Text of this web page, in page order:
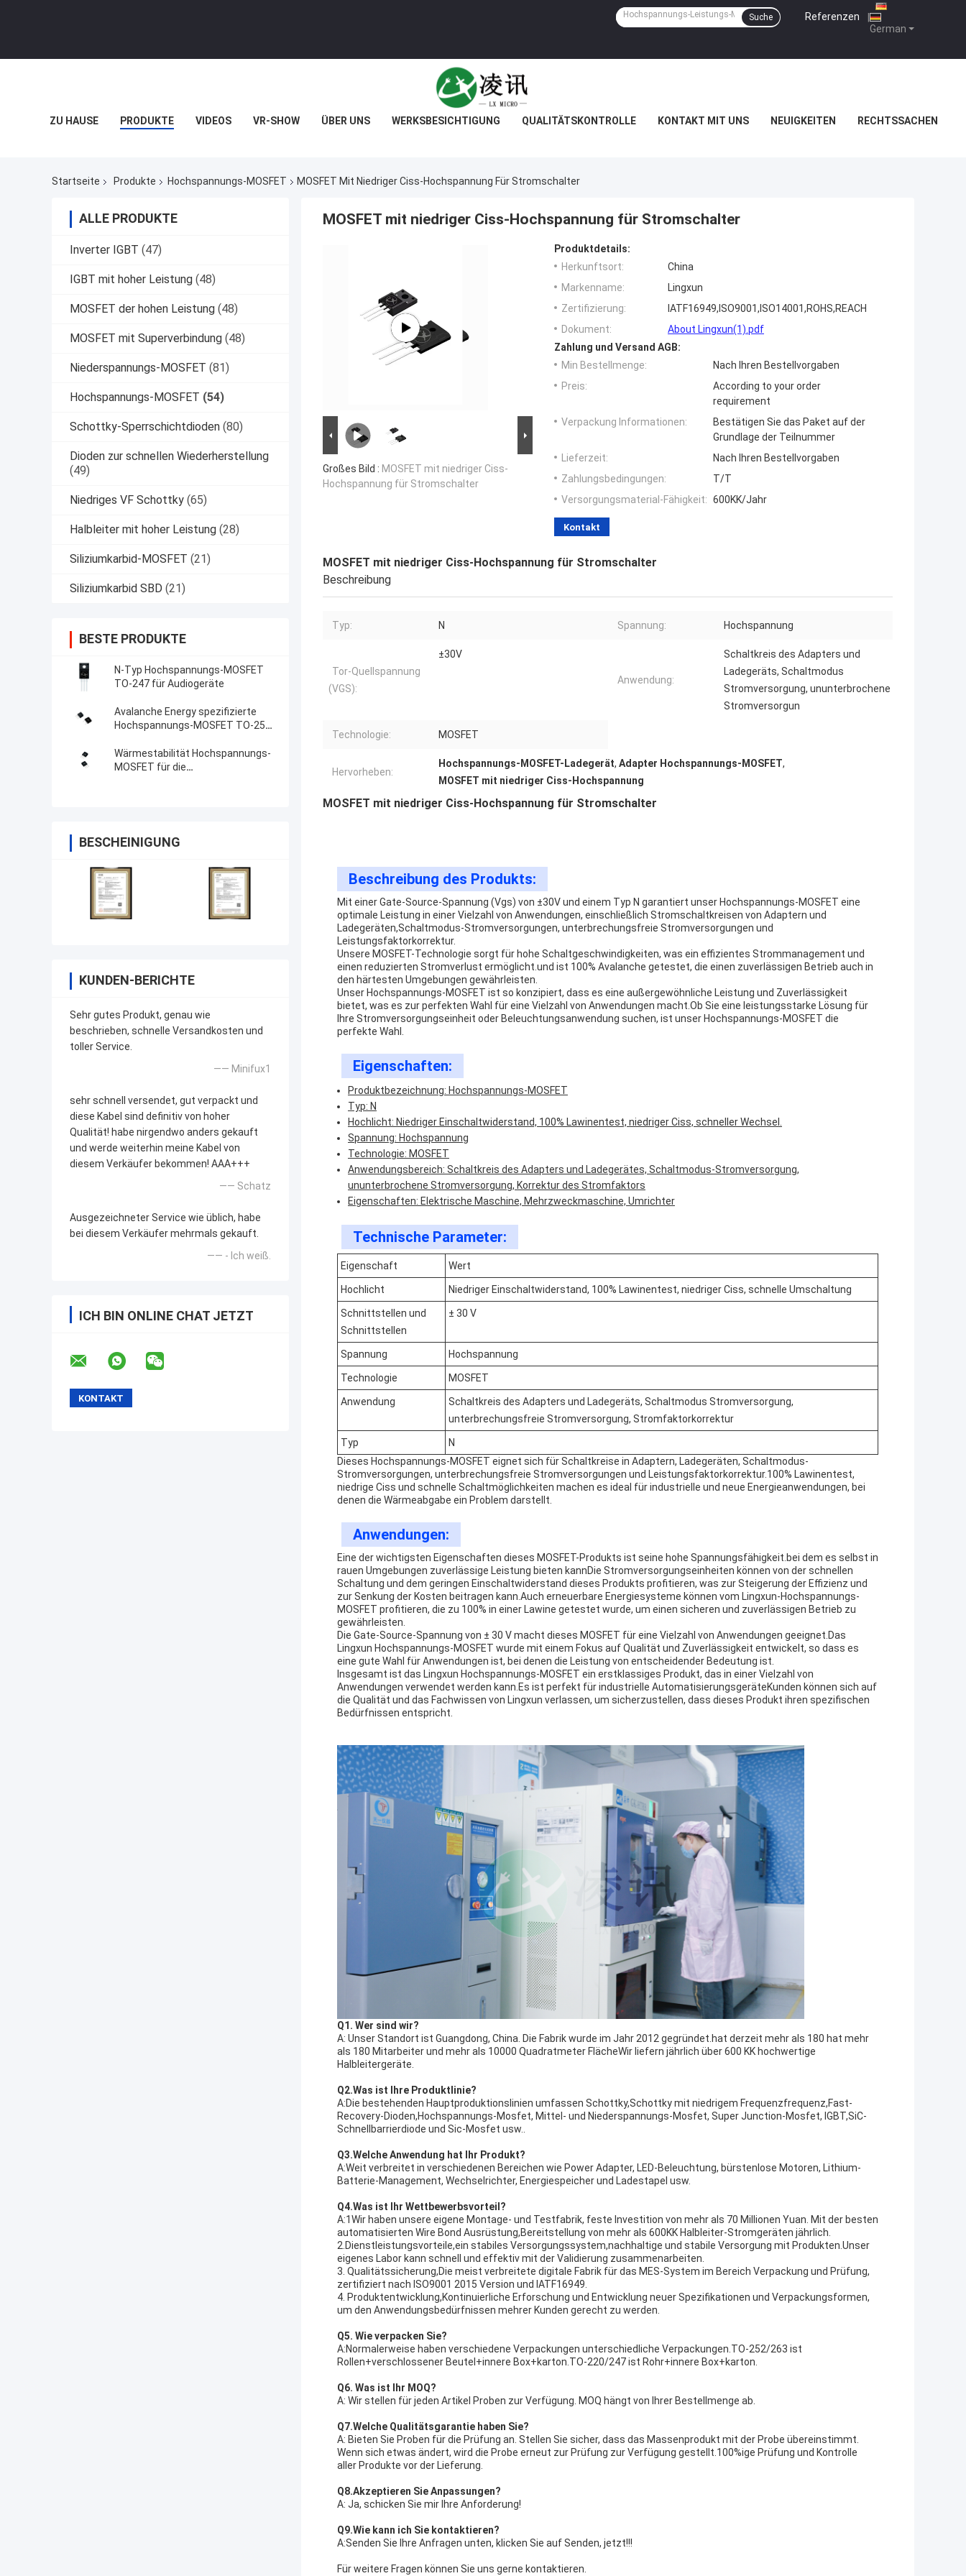
German
Referenzen |
Suche
ZU HAUSE PRODUKTE VIDEOS VR-SHOW ÜBER UNS WERKSBESICHTIGUNG QUALITÄTSKONTROLLE KONTAKT MIT UNS NEUIGKEITEN RECHTSSACHEN
Startseite Produkte Hochspannungs-MOSFET MOSFET Mit Niedriger Ciss-Hochspannung Für Stromschalter
ALLE PRODUKTE
Inverter IGBT (47)
IGBT mit hoher Leistung (48)
MOSFET der hohen Leistung (48)
MOSFET mit Superverbindung (48)
Niederspannungs-MOSFET (81)
Hochspannungs-MOSFET (54)
Schottky-Sperrschichtdioden (80)
Dioden zur schnellen Wiederherstellung
(49)
Niedriges VF Schottky (65)
Halbleiter mit hoher Leistung (28)
Siliziumkarbid-MOSFET (21)
Siliziumkarbid SBD (21)
BESTE PRODUKTE
N-Typ Hochspannungs-MOSFET
TO-247 für Audiogeräte
Avalanche Energy spezifizierte
Hochspannungs-MOSFET TO-251
Wärmestabilität Hochspannungs-
MOSFET für die
BESCHEINIGUNG
KUNDEN-BERICHTE
Sehr gutes Produkt, genau wie
beschrieben, schnelle Versandkosten und
toller Service.
—— Minifux1
sehr schnell versendet, gut verpackt und
diese Kabel sind definitiv von hoher
Qualität! habe nirgendwo anders gekauft
und werde weiterhin meine Kabel von
diesem Verkäufer bekommen! AAA+++
—— Schatz
Ausgezeichneter Service wie üblich, habe
bei diesem Verkäufer mehrmals gekauft.
—— - Ich weiß.
ICH BIN ONLINE CHAT JETZT
MOSFET mit niedriger Ciss-Hochspannung für Stromschalter
Großes Bild : MOSFET mit niedriger Ciss-
Hochspannung für Stromschalter
Produktdetails:
Herkunftsort:
China
Markenname:
Lingxun
Zertifizierung:
IATF16949,ISO9001,ISO14001,ROHS,REACH
Dokument:
About Lingxun(1).pdf
Zahlung und Versand AGB:
Min Bestellmenge:
Nach Ihren Bestellvorgaben
Preis:
According to your order
requirement
Verpackung Informationen:
Bestätigen Sie das Paket auf der
Grundlage der Teilnummer
Lieferzeit:
Nach Ihren Bestellvorgaben
Zahlungsbedingungen:
T/T
Versorgungsmaterial-Fähigkeit: 600KK/Jahr
Kontakt
MOSFET mit niedriger Ciss-Hochspannung für Stromschalter
Beschreibung
Typ: N Spannung: Hochspannung
Tor-Quellspannung
(VGS):
±30V
Anwendung:
Schaltkreis des Adapters und
Ladegeräts, Schaltmodus
Stromversorgung, ununterbrochene
Stromversorgun
Technologie: MOSFET
Hervorheben:
Hochspannungs-MOSFET-Ladegerät, Adapter Hochspannungs-MOSFET,
MOSFET mit niedriger Ciss-Hochspannung
MOSFET mit niedriger Ciss-Hochspannung für Stromschalter
Beschreibung des Produkts:
Mit einer Gate-Source-Spannung (Vgs) von ±30V und einem Typ N garantiert unser Hochspannungs-MOSFET eine
optimale Leistung in einer Vielzahl von Anwendungen, einschließlich Stromschaltkreisen von Adaptern und
Ladegeräten,Schaltmodus-Stromversorgungen, unterbrechungsfreie Stromversorgungen und
Leistungsfaktorkorrektur.
Unsere MOSFET-Technologie sorgt für hohe Schaltgeschwindigkeiten, was ein effizientes Strommanagement und
einen reduzierten Stromverlust ermöglicht.und ist 100% Avalanche getestet, die einen zuverlässigen Betrieb auch in
den härtesten Umgebungen gewährleisten.
Unser Hochspannungs-MOSFET ist so konzipiert, dass es eine außergewöhnliche Leistung und Zuverlässigkeit
bietet, was es zur perfekten Wahl für eine Vielzahl von Anwendungen macht.Ob Sie eine leistungsstarke Lösung für
Ihre Stromversorgungseinheit oder Beleuchtungsanwendung suchen, ist unser Hochspannungs-MOSFET die
perfekte Wahl.
Eigenschaften:
Produktbezeichnung: Hochspannungs-MOSFET
Typ: N
Hochlicht: Niedriger Einschaltwiderstand, 100% Lawinentest, niedriger Ciss, schneller Wechsel.
Spannung: Hochspannung
Technologie: MOSFET
Anwendungsbereich: Schaltkreis des Adapters und Ladegerätes, Schaltmodus-Stromversorgung,
ununterbrochene Stromversorgung, Korrektur des Stromfaktors
Eigenschaften: Elektrische Maschine, Mehrzweckmaschine, Umrichter
Technische Parameter:
Eigenschaft Wert
Hochlicht Niedriger Einschaltwiderstand, 100% Lawinentest, niedriger Ciss, schnelle Umschaltung
Schnittstellen und
Schnittstellen
± 30 V
Spannung Hochspannung
Technologie MOSFET
Anwendung
Schaltkreis des Adapters und Ladegeräts, Schaltmodus Stromversorgung,
unterbrechungsfreie Stromversorgung, Stromfaktorkorrektur
Typ
N
Dieses Hochspannungs-MOSFET eignet sich für Schaltkreise in Adaptern, Ladegeräten, Schaltmodus-
Stromversorgungen, unterbrechungsfreie Stromversorgungen und Leistungsfaktorkorrektur.100% Lawinentest,
niedrige Ciss und schnelle Schaltmöglichkeiten machen es ideal für industrielle und neue Energieanwendungen, bei
denen die Wärmeabgabe ein Problem darstellt.
Anwendungen:
Eine der wichtigsten Eigenschaften dieses MOSFET-Produkts ist seine hohe Spannungsfähigkeit.bei dem es selbst in
rauen Umgebungen zuverlässige Leistung bieten kannDie Stromversorgungseinheiten können von der schnellen
Schaltung und dem geringen Einschaltwiderstand dieses Produkts profitieren, was zur Steigerung der Effizienz und
zur Senkung der Kosten beitragen kann.Auch erneuerbare Energiesysteme können vom Lingxun-Hochspannungs-
MOSFET profitieren, die zu 100% in einer Lawine getestet wurde, um einen sicheren und zuverlässigen Betrieb zu
gewährleisten.
Die Gate-Source-Spannung von ± 30 V macht dieses MOSFET für eine Vielzahl von Anwendungen geeignet.Das
Lingxun Hochspannungs-MOSFET wurde mit einem Fokus auf Qualität und Zuverlässigkeit entwickelt, so dass es
eine gute Wahl für Anwendungen ist, bei denen die Leistung von entscheidender Bedeutung ist.
Insgesamt ist das Lingxun Hochspannungs-MOSFET ein erstklassiges Produkt, das in einer Vielzahl von
Anwendungen verwendet werden kann.Es ist perfekt für industrielle AutomatisierungsgeräteKunden können sich auf
die Qualität und das Fachwissen von Lingxun verlassen, um sicherzustellen, dass dieses Produkt ihren spezifischen
Bedürfnissen entspricht.
Q1. Wer sind wir?
A: Unser Standort ist Guangdong, China. Die Fabrik wurde im Jahr 2012 gegründet.hat derzeit mehr als 180 hat mehr
als 180 Mitarbeiter und mehr als 10000 Quadratmeter FlächeWir liefern jährlich über 600 KK hochwertige
Halbleitergeräte.
Q2.Was ist Ihre Produktlinie?
A:Die bestehenden Hauptproduktionslinien umfassen Schottky,Schottky mit niedrigem Frequenzfrequenz,Fast-
Recovery-Dioden,Hochspannungs-Mosfet, Mittel- und Niederspannungs-Mosfet, Super Junction-Mosfet, IGBT,SiC-
Schnellbarrierdiode und Sic-Mosfet usw..
Q3.Welche Anwendung hat Ihr Produkt?
A:Weit verbreitet in verschiedenen Bereichen wie Power Adapter, LED-Beleuchtung, bürstenlose Motoren, Lithium-
Batterie-Management, Wechselrichter, Energiespeicher und Ladestapel usw.
Q4.Was ist Ihr Wettbewerbsvorteil?
A:1Wir haben unsere eigene Montage- und Testfabrik, feste Investition von mehr als 70 Millionen Yuan. Mit der besten
automatisierten Wire Bond Ausrüstung,Bereitstellung von mehr als 600KK Halbleiter-Stromgeräten jährlich.
2.Dienstleistungsvorteile,ein stabiles Versorgungssystem,nachhaltige und stabile Versorgung mit Produkten.Unser
eigenes Labor kann schnell und effektiv mit der Validierung zusammenarbeiten.
3. Qualitätssicherung,Die meist verbreitete digitale Fabrik für das MES-System im Bereich Verpackung und Prüfung,
zertifiziert nach ISO9001 2015 Version und IATF16949.
4. Produktentwicklung,Kontinuierliche Erforschung und Entwicklung neuer Spezifikationen und Verpackungsformen,
um den Anwendungsbedürfnissen mehrer Kunden gerecht zu werden.
Q5. Wie verpacken Sie?
A:Normalerweise haben verschiedene Verpackungen unterschiedliche Verpackungen.TO-252/263 ist
Rollen+verschlossener Beutel+innere Box+karton.TO-220/247 ist Rohr+innere Box+karton.
Q6. Was ist Ihr MOQ?
A: Wir stellen für jeden Artikel Proben zur Verfügung. MOQ hängt von Ihrer Bestellmenge ab.
Q7.Welche Qualitätsgarantie haben Sie?
A: Bieten Sie Proben für die Prüfung an. Stellen Sie sicher, dass das Massenprodukt mit der Probe übereinstimmt.
Wenn sich etwas ändert, wird die Probe erneut zur Prüfung zur Verfügung gestellt.100%ige Prüfung und Kontrolle
aller Produkte vor der Lieferung.
Q8.Akzeptieren Sie Anpassungen?
A: Ja, schicken Sie mir Ihre Anforderung!
Q9.Wie kann ich Sie kontaktieren?
A:Senden Sie Ihre Anfragen unten, klicken Sie auf Senden, jetzt!!!
Für weitere Fragen können Sie uns gerne kontaktieren.